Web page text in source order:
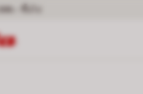
ขึ้นไป